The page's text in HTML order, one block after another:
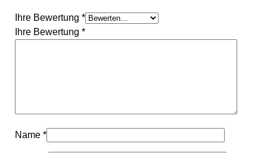
Ihre Bewertung *
Ihre Bewertung *
Name *